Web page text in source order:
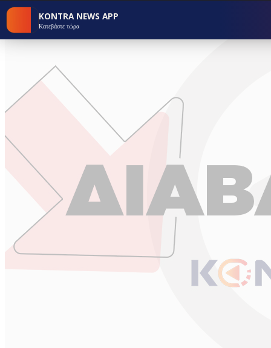
KONTRA NEWS APP
Κατεβάστε τώρα